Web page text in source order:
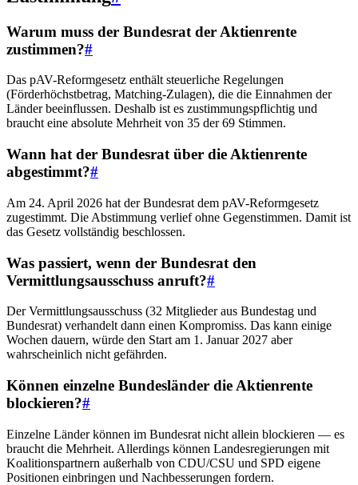
Warum muss der Bundesrat der Aktienrente
zustimmen?#
Das pAV-Reformgesetz enthält steuerliche Regelungen
(Förderhöchstbetrag, Matching-Zulagen), die die Einnahmen der
Länder beeinflussen. Deshalb ist es zustimmungspflichtig und
braucht eine absolute Mehrheit von 35 der 69 Stimmen.
Wann hat der Bundesrat über die Aktienrente
abgestimmt?#
Am 24. April 2026 hat der Bundesrat dem pAV-Reformgesetz
zugestimmt. Die Abstimmung verlief ohne Gegenstimmen. Damit ist
das Gesetz vollständig beschlossen.
Was passiert, wenn der Bundesrat den
Vermittlungsausschuss anruft?#
Der Vermittlungsausschuss (32 Mitglieder aus Bundestag und
Bundesrat) verhandelt dann einen Kompromiss. Das kann einige
Wochen dauern, würde den Start am 1. Januar 2027 aber
wahrscheinlich nicht gefährden.
Können einzelne Bundesländer die Aktienrente
blockieren?#
Einzelne Länder können im Bundesrat nicht allein blockieren — es
braucht die Mehrheit. Allerdings können Landesregierungen mit
Koalitionspartnern außerhalb von CDU/CSU und SPD eigene
Positionen einbringen und Nachbesserungen fordern.